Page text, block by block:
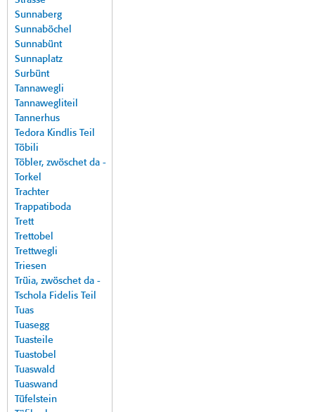
Sunnaberg
Sunnaböchel
Sunnabünt
Sunnaplatz
Surbünt
Tannawegli
Tannawegliteil
Tannerhus
Tedora Kindlis Teil
Töbili
Töbler, zwöschet da -
Torkel
Trachter
Trappatiboda
Trett
Trettobel
Trettwegli
Triesen
Trüia, zwöschet da -
Tschola Fidelis Teil
Tuas
Tuasegg
Tuasteile
Tuastobel
Tuaswald
Tuaswand
Tüfelstein